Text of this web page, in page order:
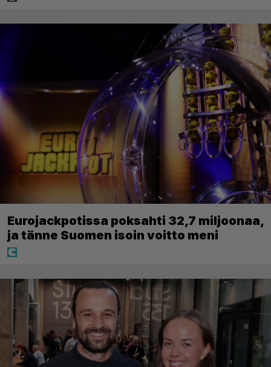
Eurojackpotissa poksahti 32,7 miljoonaa,
ja tänne Suomen isoin voitto meni